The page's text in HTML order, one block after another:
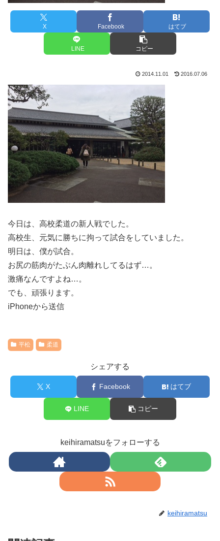
X Facebook はてブ
LINE コピー
2014.11.01 2016.07.06
今日は、高校柔道の新人戦でした。
高校生、元気に勝ちに拘って試合をしていました。
明日は、僕が試合。
お尻の筋肉がたぶん肉離れしてるはず…。
激痛なんですよね…。
でも、頑張ります。
iPhoneから送信
平松 柔道
シェアする
X Facebook はてブ
LINE コピー
keihiramatsuをフォローする
keihiramatsu